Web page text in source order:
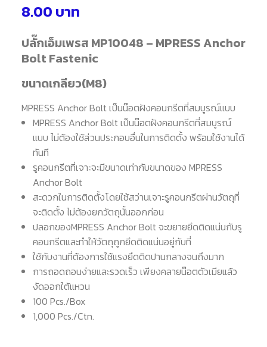
8.00 บาท
ปลั๊กเอ็มเพรส MP10048 – MPRESS Anchor
Bolt Fastenic
ขนาดเกลียว(M8)
MPRESS Anchor Bolt เป็นน๊อตฝังคอนกรีตที่สมบูรณ์แบบ
MPRESS Anchor Bolt เป็นน๊อตฝังคอนกรีตที่สมบูรณ์
แบบ ไม่ต้องใช้ส่วนประกอบอื่นในการติดตั้ง พร้อมใช้งานได้
ทันที
รูคอนกรีตที่เจาะจะมีขนาดเท่ากับขนาดของ MPRESS
Anchor Bolt
สะดวกในการติดตั้งโดยใช้สว่านเจาะรูคอนกรีตผ่านวัตถุที่
จะติดตั้ง ไม่ต้องยกวัตถุนั้นออกก่อน
ปลอกของMPRESS Anchor Bolt จะขยายยึดติดแน่นกับรู
คอนกรีตและทำให้วัตถุถูกยึดติดแน่นอยู่กับที่
ใช้กับงานที่ต้องการใช้แรงยึดติดปานกลางจนถึงมาก
การถอดถอนง่ายและรวดเร็ว เพียงคลายน๊อตตัวเมียแล้ว
งัดออกใต้แหวน
100 Pcs./Box
1,000 Pcs./Ctn.